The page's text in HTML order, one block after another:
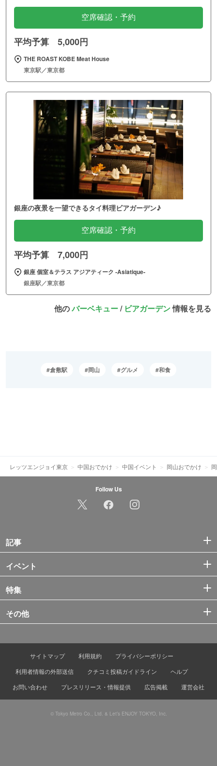
空席確認・予約
平均予算 5,000円
THE ROAST KOBE Meat House
東京駅／東京都
銀座の夜景を一望できるタイ料理ビアガーデン♪
空席確認・予約
平均予算 7,000円
銀座 個室＆テラス アジアティーク ‐Asiatique‐
銀座駅／東京都
他のバーベキュー/ ビアガーデン情報を見る
倉敷駅 岡山 グルメ 和食
レッツエンジョイ東京 中国おでかけ 中国イベント 岡山おでかけ
Follow Us
記事
イベント
特集
その他
サイトマップ 利用規約
プライバシーポリシー
利用者情報の外部送信
クチコミ投稿ガイドライン
ヘルプ
お問い合わせ
プレスリリース・情報提供 広告掲載 運営会社
© Tokyo Metro Co., Ltd. & Let’s ENJOY TOKYO, Inc.